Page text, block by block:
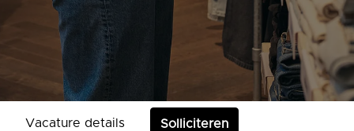
Vacature details Solliciteren